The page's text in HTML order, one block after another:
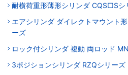
耐横荷重形薄形シリンダ CQS□Sシ
エアシリンダ ダイレクトマウント
ーズ
ロック付シリンダ 複動 両ロッド
3ポジションシリンダ RZQシリーズ